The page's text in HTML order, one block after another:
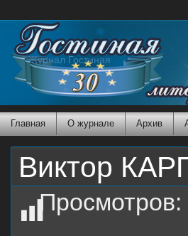
Журнал Гостиная
Главная О журнале Архив
Виктор
Просмотров: